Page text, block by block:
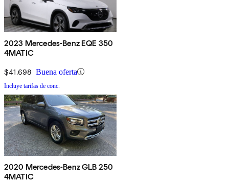
2023 Mercedes-Benz EQE 350
4MATIC
$41,698 Buena oferta
Incluye tarifas de conc.
2020 Mercedes-Benz GLB 250
4MATIC